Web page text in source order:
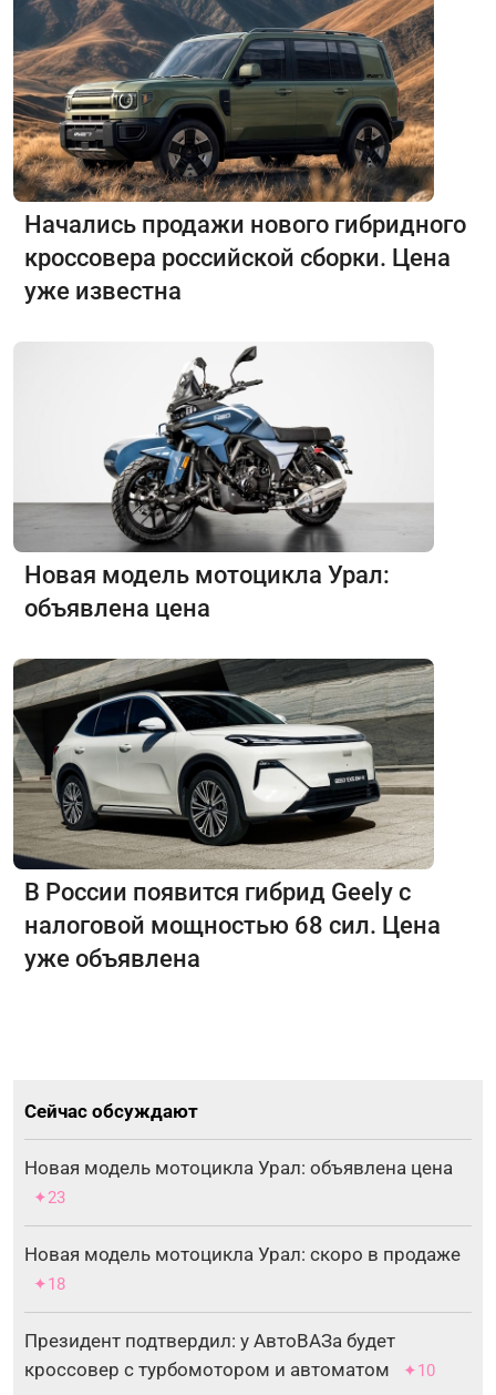
Начались продажи нового гибридного
кроссовера российской сборки. Цена
уже известна
Новая модель мотоцикла Урал:
объявлена цена
В России появится гибрид Geely с
налоговой мощностью 68 сил. Цена
уже объявлена
Сейчас обсуждают
Новая модель мотоцикла Урал: объявлена цена
✦23
Новая модель мотоцикла Урал: скоро в продаже
✦18
Президент подтвердил: у АвтоВАЗа будет
кроссовер с турбомотором и автоматом
✦10